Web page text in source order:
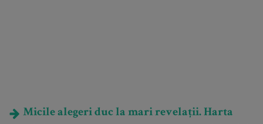
Micile alegeri duc la mari revelații. Harta